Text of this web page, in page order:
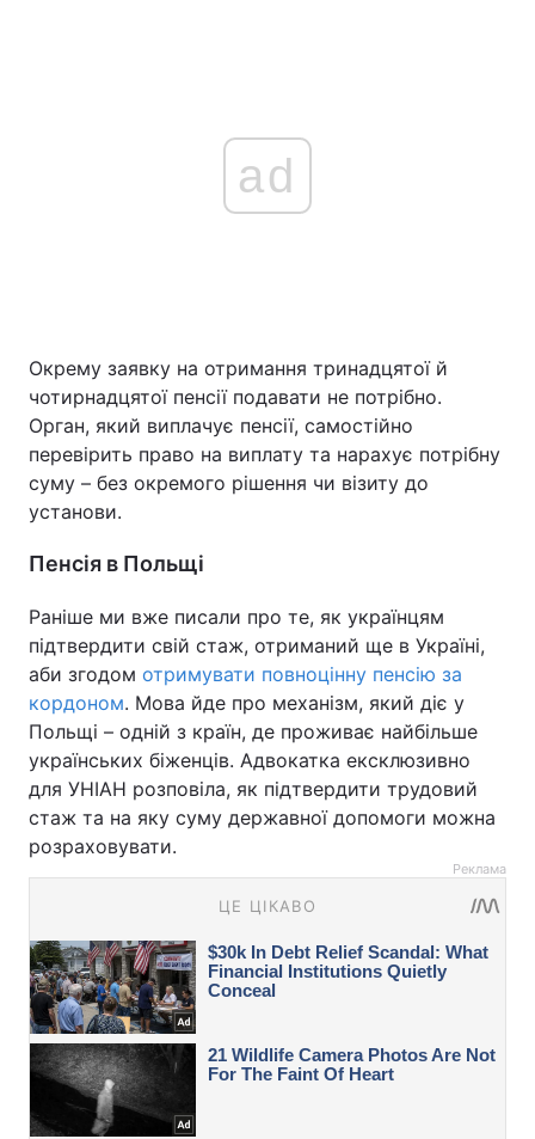
ad
Окрему заявку на отримання тринадцятої й
чотирнадцятої пенсії подавати не потрібно.
Орган, який виплачує пенсії, самостійно
перевірить право на виплату та нарахує потрібну
суму – без окремого рішення чи візиту до
установи.
Пенсія в Польщі
Раніше ми вже писали про те, як українцям
підтвердити свій стаж, отриманий ще в Україні,
аби згодом отримувати повноцінну пенсію за
кордоном. Мова йде про механізм, який діє у
Польщі – одній з країн, де проживає найбільше
українських біженців. Адвокатка ексклюзивно
для УНІАН розповіла, як підтвердити трудовий
стаж та на яку суму державної допомоги можна
розраховувати.
Реклама